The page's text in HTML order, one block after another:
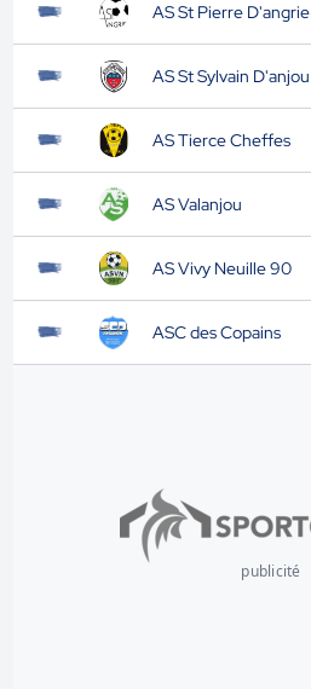
AS St Pierre D'angrie
AS St Sylvain D'anjou
AS Tierce Cheffes
AS Valanjou
AS Vivy Neuille 90
ASC des Copains
publicité